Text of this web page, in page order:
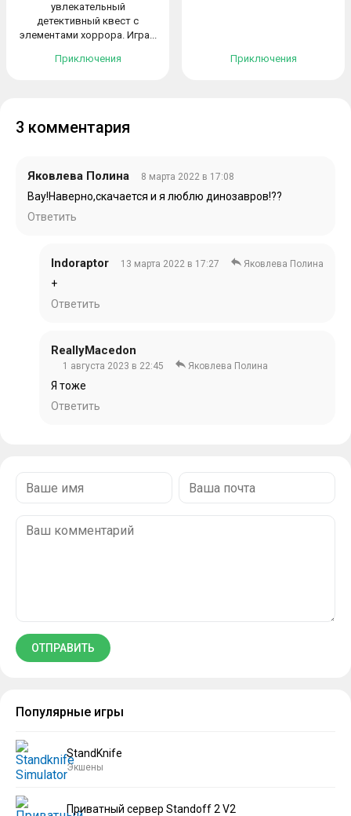
увлекательный
детективный квест с
элементами хоррора. Игра...
Приключения
Приключения
3 комментария
Яковлева Полина 8 марта 2022 в 17:08
Вау!Наверно,скачается и я люблю динозавров!??
Ответить
Indoraptor 13 марта 2022 в 17:27 Яковлева Полина
+
Ответить
ReallyMacedon
1 августа 2023 в 22:45 Яковлева Полина
Я тоже
Ответить
Популярные игры
StandKnife
Экшены
Приватный сервер Standoff 2 V2